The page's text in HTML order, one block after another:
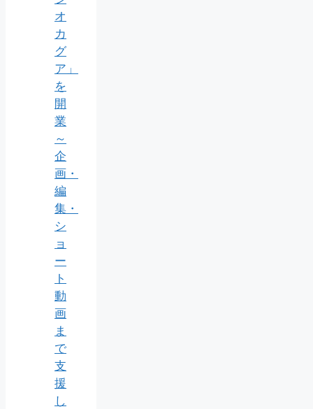
オ
カ
グ
ア」
を
開
業
～
企
画・
編
集・
シ
ョ
ー
ト
動
画
ま
で
支
援
し